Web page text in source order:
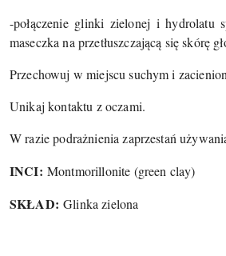
-połączenie glinki zielonej i hydrolatu
maseczka na przetłuszczającą się skórę
Przechowuj w miejscu suchym i
Unikaj kontaktu z oczami.
W razie podrażnienia zaprzestań
INCI: Montmorillonite (green clay)
SKŁAD:Glinka zielona